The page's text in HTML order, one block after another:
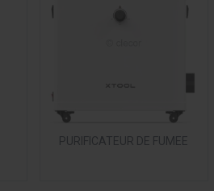
PURIFICATEUR DE FUMEE